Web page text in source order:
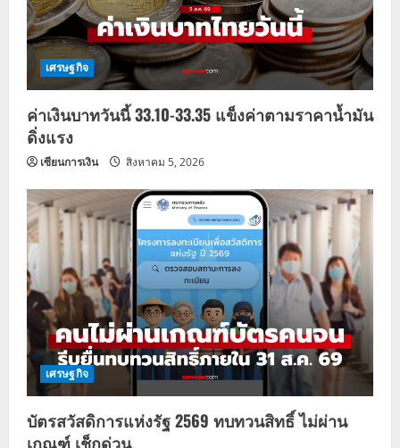
เศรษฐกิจ
ค่าเงินบาทวันนี้ 33.10-33.35 แข็งค่าตามราคาน้ำมัน
ดิ่งแรง
เซียนการเงิน สิงหาคม 5, 2026
เศรษฐกิจ
บัตรสวัสดิการแห่งรัฐ 2569 ทบทวนสิทธิ์ ไม่ผ่าน
เกณฑ์ เช็กด่วน